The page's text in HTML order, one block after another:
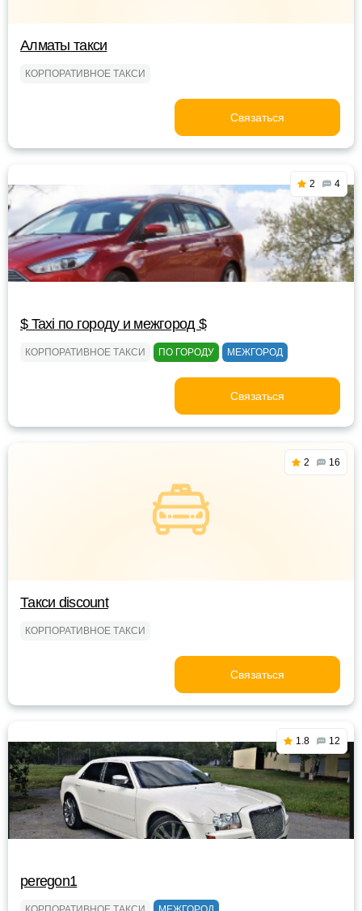
Алматы такси
КОРПОРАТИВНОЕ ТАКСИ
Связаться
2 4
$ Taxi по городу и межгород $
КОРПОРАТИВНОЕ ТАКСИ ПО ГОРОДУ МЕЖГОРОД
Связаться
2 16
Такси discount
КОРПОРАТИВНОЕ ТАКСИ
Связаться
1.8 12
peregon1